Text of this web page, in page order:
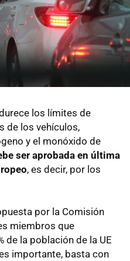
los límites de
de los vehículos,
y el monóxido de
ser aprobada en última
, es decir, por los
por la Comisión
miembros que
de la población de la UE
importante, basta con